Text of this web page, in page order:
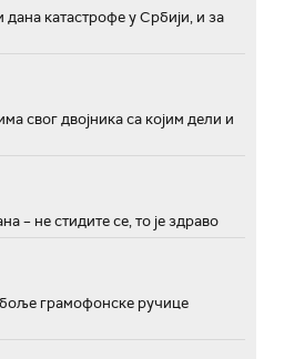
катастрофе у Србији, и за
свог двојника са којим дели и
– не стидите се, то је здраво
грамофонске ручице